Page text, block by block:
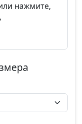
нажмите,